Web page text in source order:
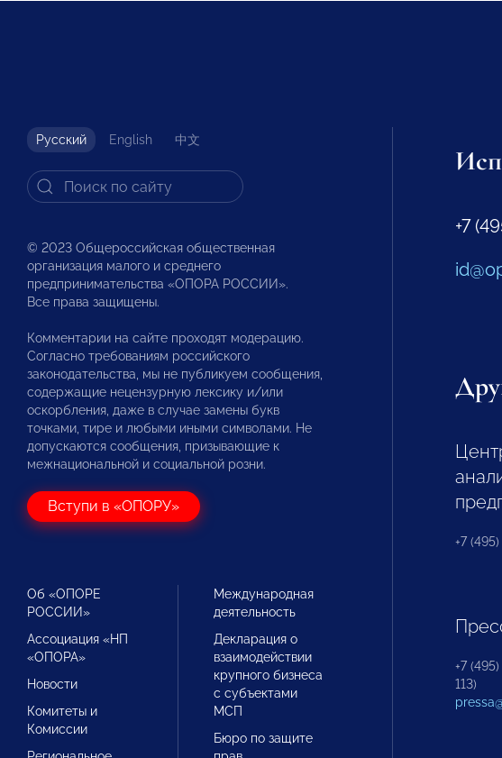
Русский English 中文
© 2023 Общероссийская общественная
организация малого и среднего
предпринимательства «ОПОРА РОССИИ».
Все права защищены.
Комментарии на сайте проходят модерацию.
Согласно требованиям российского
законодательства, мы не публикуем сообщения,
содержащие нецензурную лексику и/или
оскорбления, даже в случае замены букв
точками, тире и любыми иными символами. Не
допускаются сообщения, призывающие к
межнациональной и социальной розни.
Вступи в «ОПОРУ»
Об «ОПОРЕ
РОССИИ»
Ассоциация «НП
«ОПОРА»
Новости
Комитеты и
Комиссии
Международная
деятельность
Декларация о
взаимодействии
крупного бизнеса
с субъектами
МСП
Бюро по защите
+7
+7
+7 (495)
113)